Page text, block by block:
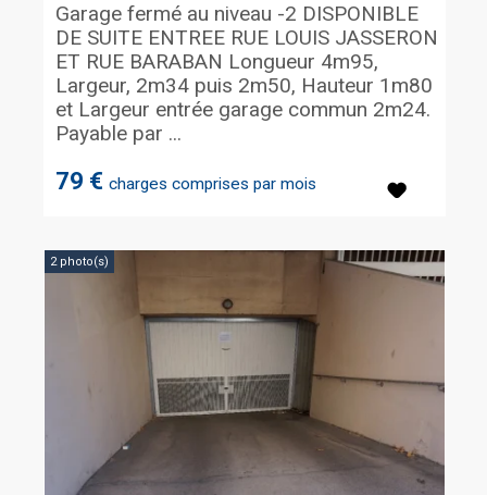
79 € charges comprises par mois
Garage fermé au niveau -2 DISPONIBLE
DE SUITE ENTREE RUE LOUIS JASSERON
ET RUE BARABAN Longueur 4m95,
Largeur, 2m34 puis 2m50, Hauteur 1m80
et Largeur entrée garage commun 2m24.
Payable par ...
2 photo(s)